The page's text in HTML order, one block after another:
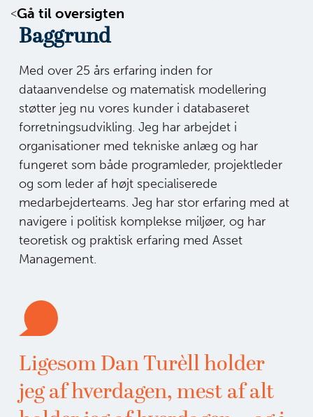
Gå til oversigten
Baggrund
Med over 25 års erfaring inden for
dataanvendelse og matematisk modellering
støtter jeg nu vores kunder i databaseret
forretningsudvikling. Jeg har arbejdet i
organisationer med tekniske anlæg og har
fungeret som både programleder, projektleder
og som leder af højt specialiserede
medarbejderteams. Jeg har stor erfaring med at
navigere i politisk komplekse miljøer, og har
teoretisk og praktisk erfaring med Asset
Management.
Ligesom Dan Turèll holder
jeg af hverdagen, mest af alt